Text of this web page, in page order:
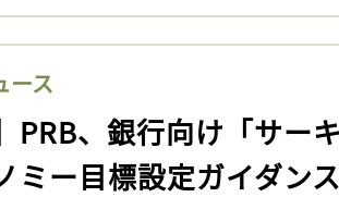
ース
PRB、銀行向け「サー
ミー目標設定ガイダン